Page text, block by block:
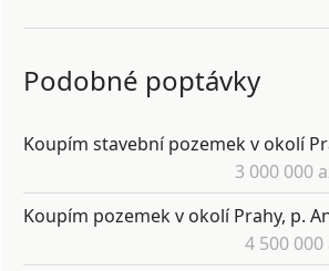
Podobné poptávky
Koupím stavební pozemek v okolí
3 000 000
Koupím pozemek v okolí Prahy, p.
4 500 000